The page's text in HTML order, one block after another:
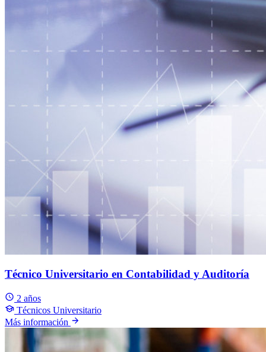
Técnico Universitario en Contabilidad y Auditoría
2 años
Técnicos Universitario
Más información